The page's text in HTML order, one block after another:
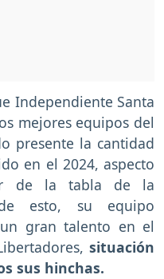
Independiente Santa
mejores equipos del
presente la cantidad
en el 2024, aspecto
de la tabla de la
de esto, su equipo
gran talento en el
situación
sus hinchas.